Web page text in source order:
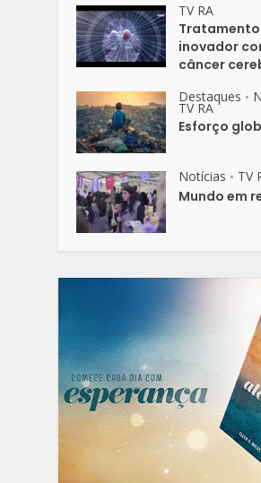
TV RA
Tratamento
inovador
câncer
Destaques •
TV RA
Esforço
Notícias • TV
Mundo em